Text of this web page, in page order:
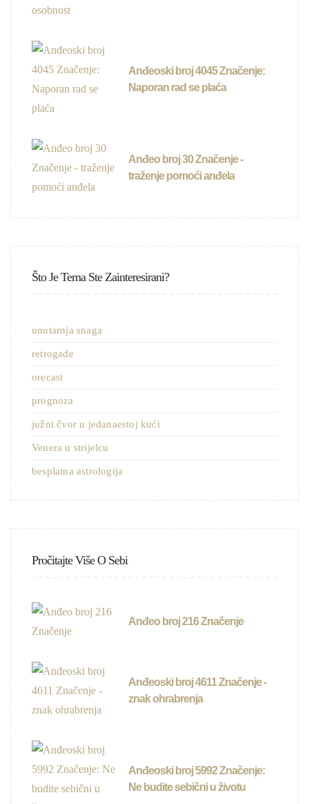
Anđeoski broj 4045 Značenje:
Naporan rad se plaća
Anđeo broj 30 Značenje -
traženje pomoći anđela
Što Je Tema Ste Zainteresirani?
unutarnja snaga
retrogade
orecast
prognoza
južni čvor u jedanaestoj kući
Venera u strijelcu
besplatna astrologija
Pročitajte Više O Sebi
Anđeo broj 216 Značenje
Anđeoski broj 4611 Značenje -
znak ohrabrenja
Anđeoski broj 5992 Značenje:
Ne budite sebični u životu